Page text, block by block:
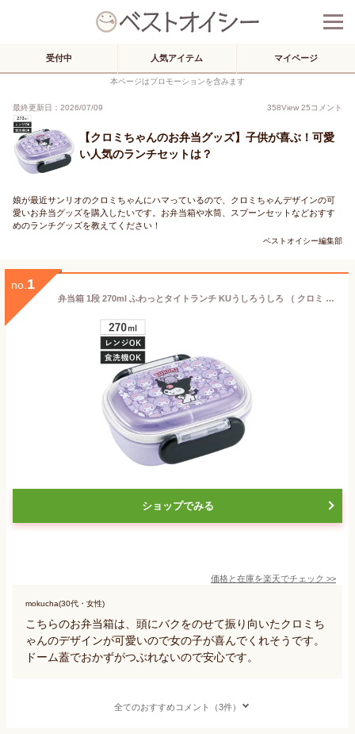
受付中 人気アイテム マイページ
本ページはプロモーションを含みます
最終更新日：2026/07/09 358View 25コメント
【クロミちゃんのお弁当グッズ】子供が喜ぶ！可愛
い人気のランチセットは？
娘が最近サンリオのクロミちゃんにハマっているので、クロミちゃんデザインの可
愛いお弁当グッズを購入したいです。お弁当箱や水筒、スプーンセットなどおすす
めのランチグッズを教えてください！
ベストオイシー編集部
no. 1
弁当箱 1段 270ml ふわっとタイトランチ KUうしろうしろ （ クロミ ランチボックス お弁当箱 食洗機対応 レンジ対応 抗菌 日本製 ドーム蓋 キッズ 子供 食洗機OK レンジOK お弁当 弁当 一段 2点ロック 銀 AG 抗菌加工 ）
ショップでみる
価格と在庫を楽天でチェック >>
mokucha(30代・女性)
こちらのお弁当箱は、頭にバクをのせて振り向いたクロミち
ゃんのデザインが可愛いので女の子が喜んでくれそうです。
ドーム蓋でおかずがつぶれないので安心です。
全てのおすすめコメント（3件）